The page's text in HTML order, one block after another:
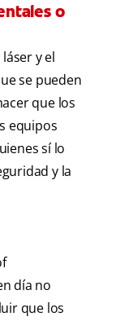
o
y el
se pueden
que los
equipos
sí lo
y la
día no
que los